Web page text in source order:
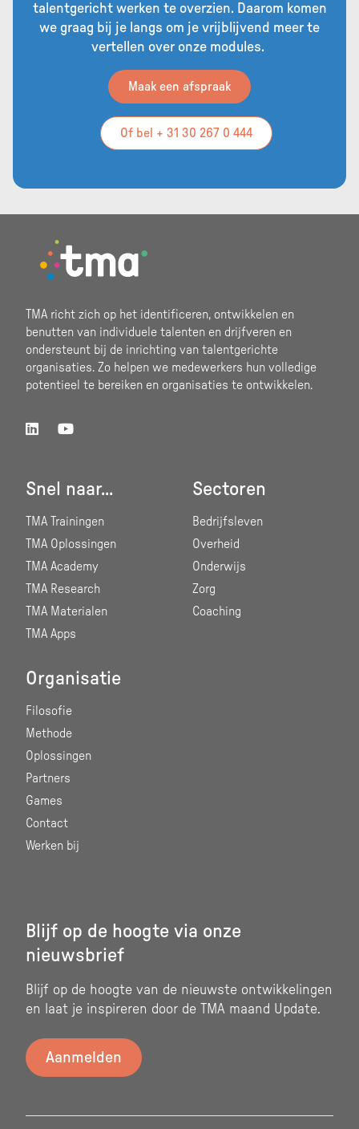
talentgericht werken te overzien. Daarom komen
we graag bij je langs om je vrijblijvend meer te
vertellen over onze modules.
Maak een afspraak
Of bel + 31 30 267 0 444
Footer
TMA richt zich op het identificeren, ontwikkelen en
benutten van individuele talenten en drijfveren en
ondersteunt bij de inrichting van talentgerichte
organisaties. Zo helpen we medewerkers hun volledige
potentieel te bereiken en organisaties te ontwikkelen.
Snel naar...
TMA Trainingen
TMA Oplossingen
TMA Academy
TMA Research
TMA Materialen
TMA Apps
Sectoren
Bedrijfsleven
Overheid
Onderwijs
Zorg
Coaching
Organisatie
Filosofie
Methode
Oplossingen
Partners
Games
Contact
Werken bij
Blijf op de hoogte via onze
nieuwsbrief
Blijf op de hoogte van de nieuwste ontwikkelingen
en laat je inspireren door de TMA maand Update.